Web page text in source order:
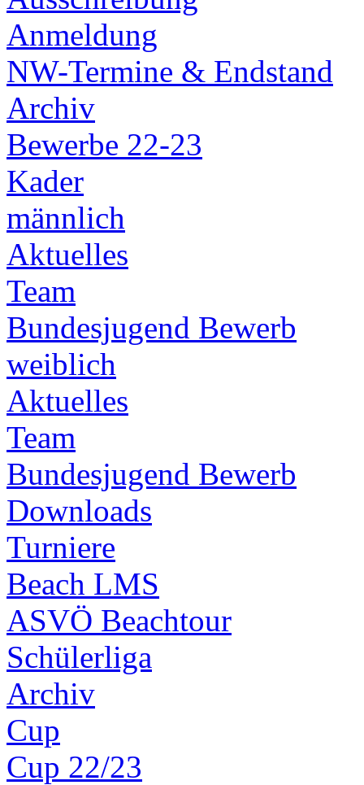
Anmeldung
NW-Termine & Endstand
Archiv
Bewerbe 22-23
Kader
männlich
Aktuelles
Team
Bundesjugend Bewerb
weiblich
Aktuelles
Team
Bundesjugend Bewerb
Downloads
Turniere
Beach LMS
ASVÖ Beachtour
Schülerliga
Archiv
Cup
Cup 22/23